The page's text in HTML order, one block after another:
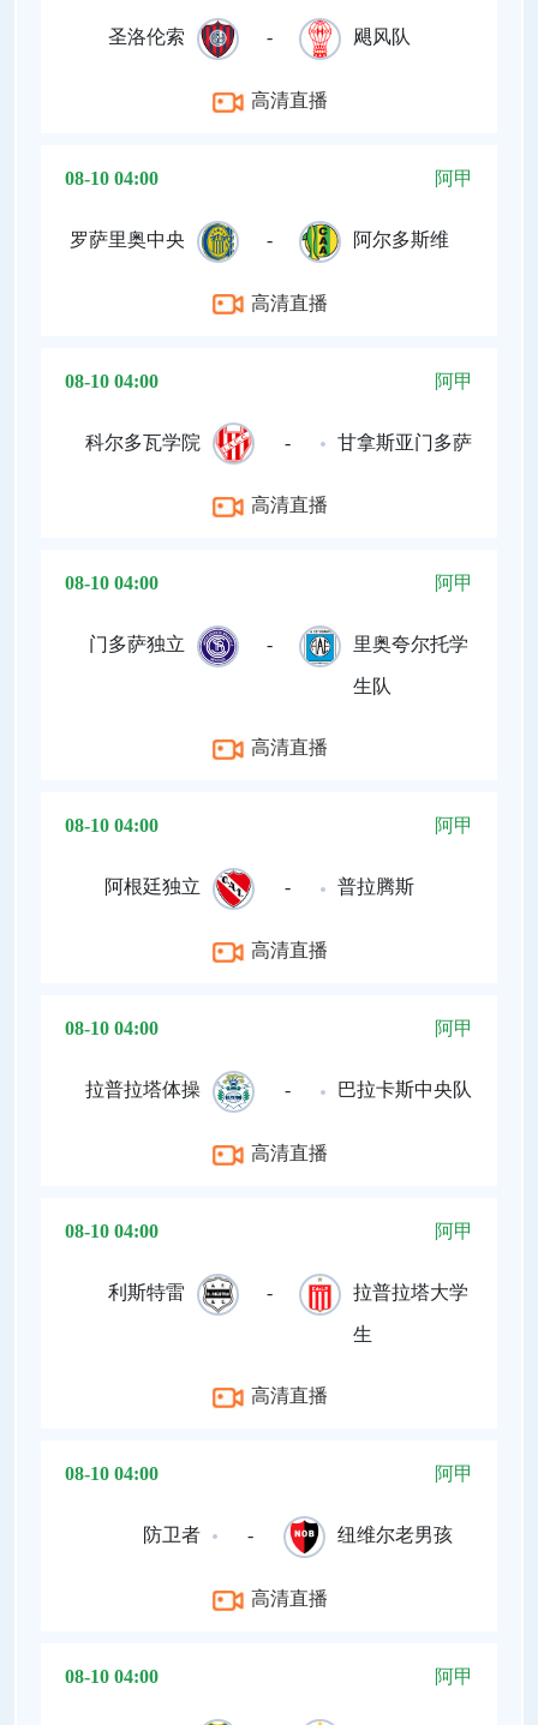
圣洛伦索 - 飓风队
高清直播
08-10 04:00 阿甲
罗萨里奥中央 - 阿尔多斯维
高清直播
08-10 04:00 阿甲
科尔多瓦学院 - 甘拿斯亚门多萨
高清直播
08-10 04:00 阿甲
门多萨独立 - 里奥夸尔托学
生队
高清直播
08-10 04:00 阿甲
阿根廷独立 - 普拉腾斯
高清直播
08-10 04:00 阿甲
拉普拉塔体操 - 巴拉卡斯中央队
高清直播
08-10 04:00 阿甲
利斯特雷 - 拉普拉塔大学
生
高清直播
08-10 04:00 阿甲
防卫者 - 纽维尔老男孩
高清直播
08-10 04:00 阿甲